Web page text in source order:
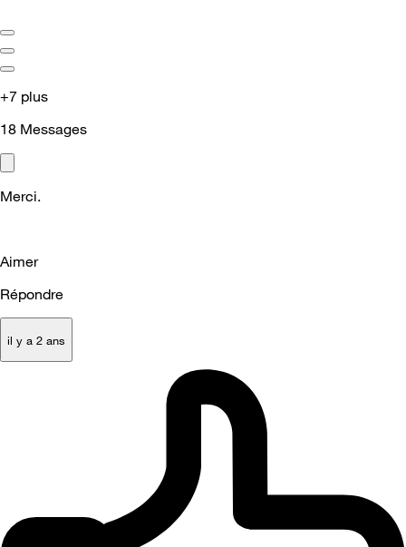
+7 plus
18 Messages
Merci.
Aimer
Répondre
il y a 2 ans